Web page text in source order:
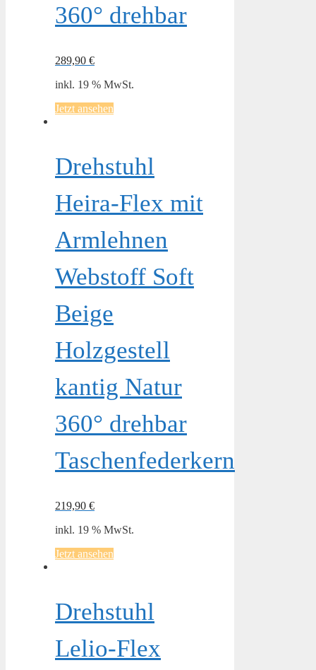
360° drehbar
289,90 €
inkl. 19 % MwSt.
Jetzt ansehen
Drehstuhl
Heira-Flex mit
Armlehnen
Webstoff Soft
Beige
Holzgestell
kantig Natur
360° drehbar
Taschenfederkern
219,90 €
inkl. 19 % MwSt.
Jetzt ansehen
Drehstuhl
Lelio-Flex